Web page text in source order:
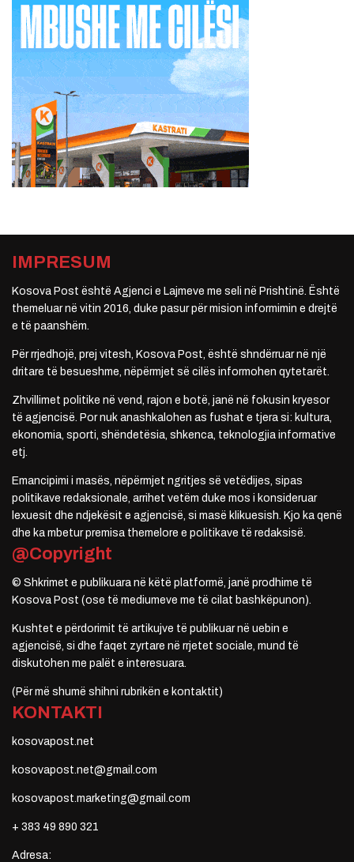
IMPRESUM
Kosova Post është Agjenci e Lajmeve me seli në Prishtinë. Është
themeluar në vitin 2016, duke pasur për mision informimin e drejtë
e të paanshëm.
Për rrjedhojë, prej vitesh, Kosova Post, është shndërruar në një
dritare të besueshme, nëpërmjet së cilës informohen qytetarët.
Zhvillimet politike në vend, rajon e botë, janë në fokusin kryesor
të agjencisë. Por nuk anashkalohen as fushat e tjera si: kultura,
ekonomia, sporti, shëndetësia, shkenca, teknologjia informative
etj.
Emancipimi i masës, nëpërmjet ngritjes së vetëdijes, sipas
politikave redaksionale, arrihet vetëm duke mos i konsideruar
lexuesit dhe ndjekësit e agjencisë, si masë klikuesish. Kjo ka qenë
dhe ka mbetur premisa themelore e politikave të redaksisë.
@Copyright
© Shkrimet e publikuara në këtë platformë, janë prodhime të
Kosova Post (ose të mediumeve me të cilat bashkëpunon).
Kushtet e përdorimit të artikujve të publikuar në uebin e
agjencisë, si dhe faqet zyrtare në rrjetet sociale, mund të
diskutohen me palët e interesuara.
(Për më shumë shihni rubrikën e kontaktit)
KONTAKTI
kosovapost.net
kosovapost.net@gmail.com
kosovapost.marketing@gmail.com
+ 383 49 890 321
Adresa: